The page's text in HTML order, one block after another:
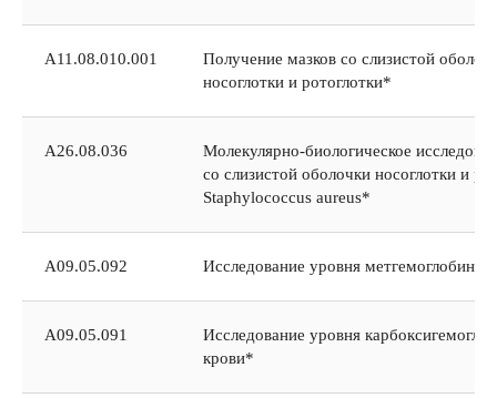
A11.08.010.001
Получение мазков со слизистой
носоглотки и ротоглотки*
A26.08.036
Молекулярно-биологическое
со слизистой оболочки носоглотки и
Staphylococcus aureus*
А09.05.092 Исследование уровня метгемоглобина
А09.05.091
Исследование уровня
крови*